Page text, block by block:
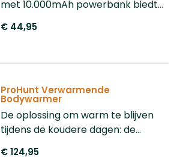
met 10.000mAh powerbank biedt
smartphone ongeveer twee keer
eenvoudige bediening en USB/USB-
metgezel voor koude dagen.
€ 44,95
ProHunt Verwarmende
Bodywarmer
De oplossing om warm te blijven
tijdens de koudere dagen: de
Bodywarmer.
€ 124,95